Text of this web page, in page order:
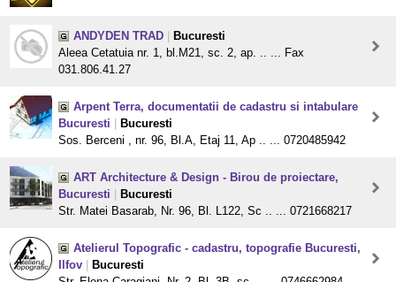
ANDYDEN TRAD
Bucuresti
Aleea Cetatuia nr. 1, bl.M21, sc. 2, ap. .. ... Fax
031.806.41.27
Arpent Terra, documentatii de cadastru si intabulare
Bucuresti
Bucuresti
Sos. Berceni , nr. 96, Bl.A, Etaj 11, Ap .. ... 0720485942
ART Architecture & Design - Birou de proiectare,
Bucuresti
Bucuresti
Str. Matei Basarab, Nr. 96, Bl. L122, Sc .. ... 0721668217
Atelierul Topografic - cadastru, topografie Bucuresti,
Ilfov
Bucuresti